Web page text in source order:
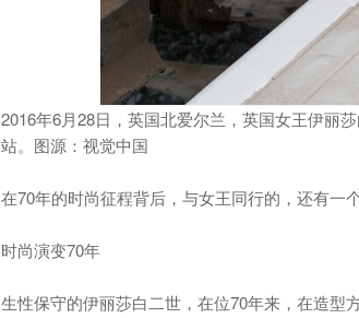
2016年6月28日，英国北爱尔兰，英国女王伊丽
站。图源：视觉中国
在70年的时尚征程背后，与女王同行的，还有一
时尚演变70年
生性保守的伊丽莎白二世，在位70年来，在造型